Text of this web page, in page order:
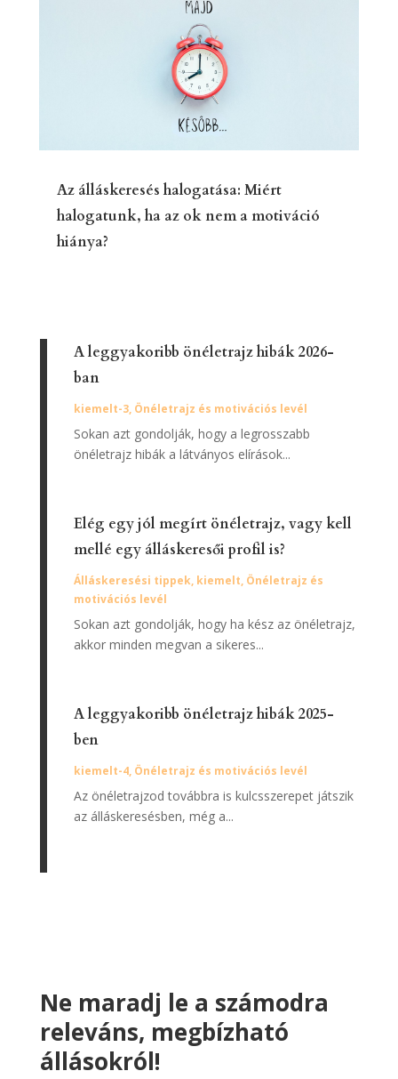
Az álláskeresés halogatása: Miért
halogatunk, ha az ok nem a motiváció
hiánya?
A leggyakoribb önéletrajz hibák 2026-
ban
kiemelt-3, Önéletrajz és motivációs levél
Sokan azt gondolják, hogy a legrosszabb
önéletrajz hibák a látványos elírások...
Elég egy jól megírt önéletrajz, vagy kell
mellé egy álláskeresői profil is?
Álláskeresési tippek, kiemelt, Önéletrajz és
motivációs levél
Sokan azt gondolják, hogy ha kész az önéletrajz,
akkor minden megvan a sikeres...
A leggyakoribb önéletrajz hibák 2025-
ben
kiemelt-4, Önéletrajz és motivációs levél
Az önéletrajzod továbbra is kulcsszerepet játszik
az álláskeresésben, még a...
Ne maradj le a számodra
releváns, megbízható
állásokról!